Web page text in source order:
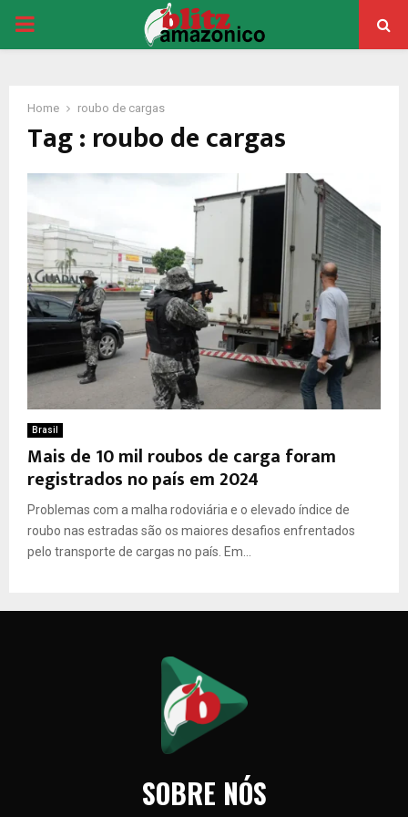
PRIMARY
Home roubo de cargas
Tag : roubo de cargas
Brasil
Mais de 10 mil roubos de carga foram
registrados no país em 2024
Problemas com a malha rodoviária e o elevado índice de
roubo nas estradas são os maiores desafios enfrentados
pelo transporte de cargas no país. Em...
SOBRE NÓS